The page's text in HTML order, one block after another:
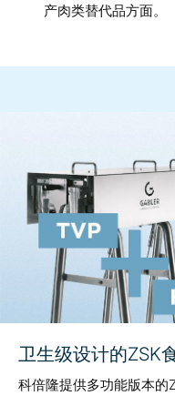
产肉类替代品方面。
卫生级设计的ZSK
科倍隆提供多功能版本的